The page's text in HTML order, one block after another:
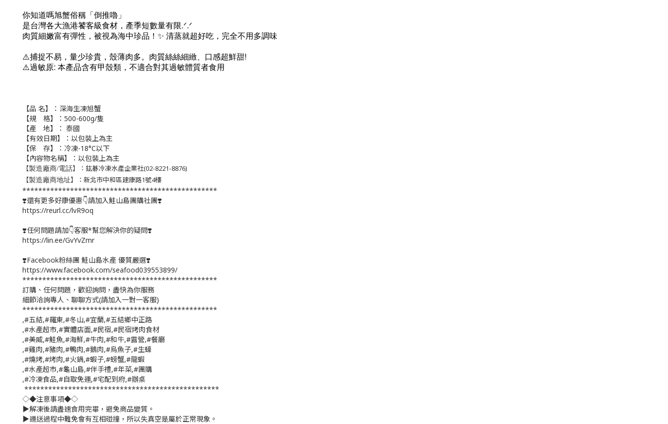
你知道嗎旭蟹俗稱「倒推嚕」
是台灣各大漁港饕客級食材，產季短數量有限.ᐟ.ᐟ
肉質細嫩富有彈性，被視為海中珍品！✨ 清蒸就超好吃，完全不用多調味
⚠️捕捉不易，量少珍貴，殼薄肉多。肉質絲絲細緻、口感超鮮甜!
⚠️過敏原: 本產品含有甲殼類，不適合對其過敏體質者食用
【品 名】： 深海生凍旭蟹
【規 格】：500-600g/隻
【產 地】： 泰國
【有效日期】：以包裝上為主
【保 存】：冷凍-18°C以下
【內容物名稱】：以包裝上為主
【製造廠商/電話】：鈜碁冷凍水產企業社(02-8221-8876)
【製造廠商地址】：新北市中和區建康路1號4樓
*************************************************
❣️還有更多好康優惠👇請加入鮭山島團購社團❣️
https://reurl.cc/lvR9oq
❣️任何問題請加👇客服*幫您解決你的疑問❣️
https://lin.ee/GvYvZmr
❣️Facebook粉絲團 鮭山島水產 優質嚴選❣️
https://www.facebook.com/seafood039553899/
*************************************************
訂購、任何問題，歡迎詢問，盡快為你服務
細節洽詢專人、聊聊方式(請加入一對一客服)
*************************************************
,#五結,#羅東,#冬山,#宜蘭,#五結鄉中正路
,#水產超市,#實體店面,#民宿,#民宿烤肉食材
,#美威,#鮭魚,#海鮮,#牛肉,#和牛,#露營,#餐廳
,#雞肉,#豬肉,#鴨肉,#鵝肉,#烏魚子,#生蠔
,#燒烤,#烤肉,#火鍋,#蝦子,#螃蟹,#龍蝦
,#水產超市,#龜山島,#伴手禮,#年菜,#團購
,#冷凍食品,#自取免運,#宅配到府,#辦桌
*************************************************
◇◆注意事項◆◇
▶️解凍後請盡速食用完畢，避免商品變質。
▶️運送過程中難免會有互相碰撞，所以失真空是屬於正常現象。